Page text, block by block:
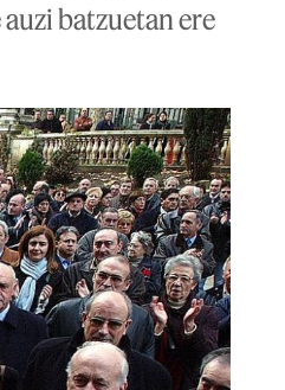
batzuetan ere